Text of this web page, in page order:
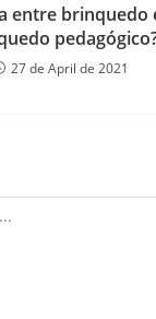
entre brinquedo
27 de April de 2021